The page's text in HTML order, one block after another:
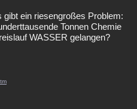
ein riesengroßes Problem:
Tonnen Chemie
WASSER gelangen?